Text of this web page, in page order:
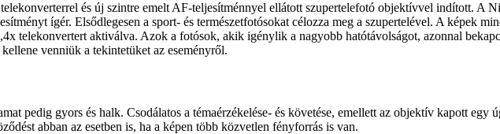
és új szintre emelt AF-teljesítménnyel ellátott szupertelefotó objektívvel indított. A
ígér. Elsődlegesen a sport- és természetfotósokat célozza meg a szupertelével. A képek
telekonvertert aktiválva. Azok a fotósok, akik igénylik a nagyobb hatótávolságot, azonnal
venniük a tekintetüket az eseményről.
pedig gyors és halk. Csodálatos a témaérzékelése- és követése, emellett az objektív kapott egy
abban az esetben is, ha a képen több közvetlen fényforrás is van.